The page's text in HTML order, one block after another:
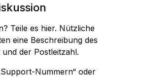
Teile es hier. Nützliche
eine Beschreibung des
der Postleitzahl.
Nummern“ oder